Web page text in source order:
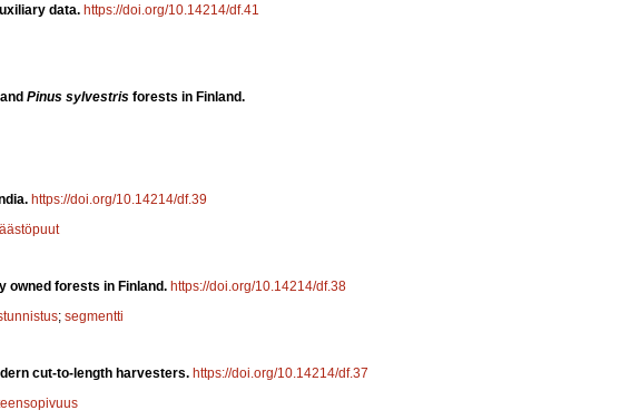
data. https://doi.org/10.14214/df.41
and Pinus sylvestris forests in Finland.
https://doi.org/10.14214/df.39
owned forests in Finland. https://doi.org/10.14214/df.38
; segmentti
cut-to-length harvesters. https://doi.org/10.14214/df.37